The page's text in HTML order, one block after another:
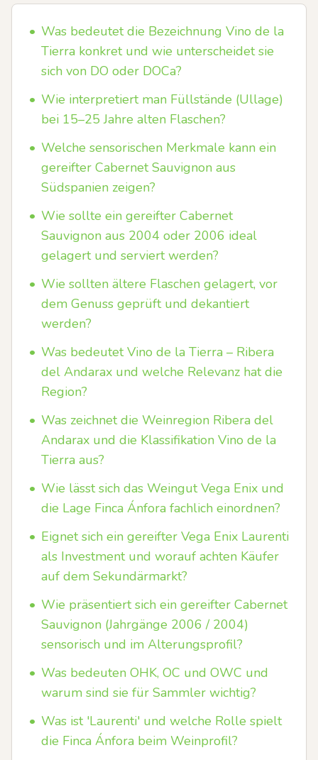
• Was bedeutet die Bezeichnung Vino de la
Tierra konkret und wie unterscheidet sie
sich von DO oder DOCa?
• Wie interpretiert man Füllstände (Ullage)
bei 15–25 Jahre alten Flaschen?
• Welche sensorischen Merkmale kann ein
gereifter Cabernet Sauvignon aus
Südspanien zeigen?
• Wie sollte ein gereifter Cabernet
Sauvignon aus 2004 oder 2006 ideal
gelagert und serviert werden?
• Wie sollten ältere Flaschen gelagert, vor
dem Genuss geprüft und dekantiert
werden?
• Was bedeutet Vino de la Tierra – Ribera
del Andarax und welche Relevanz hat die
Region?
• Was zeichnet die Weinregion Ribera del
Andarax und die Klassifikation Vino de la
Tierra aus?
• Wie lässt sich das Weingut Vega Enix und
die Lage Finca Ánfora fachlich einordnen?
• Eignet sich ein gereifter Vega Enix Laurenti
als Investment und worauf achten Käufer
auf dem Sekundärmarkt?
• Wie präsentiert sich ein gereifter Cabernet
Sauvignon (Jahrgänge 2006 / 2004)
sensorisch und im Alterungsprofil?
• Was bedeuten OHK, OC und OWC und
warum sind sie für Sammler wichtig?
• Was ist 'Laurenti' und welche Rolle spielt
die Finca Ánfora beim Weinprofil?